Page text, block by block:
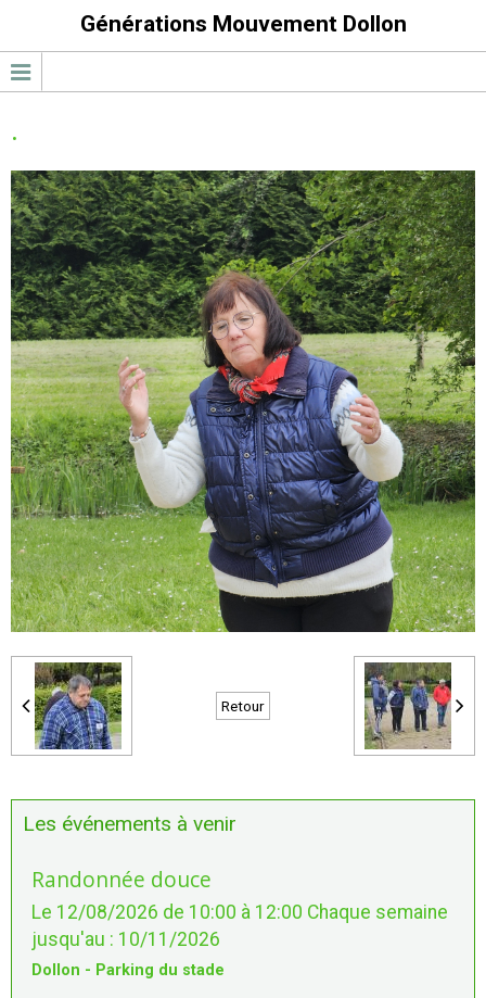
Générations Mouvement Dollon
.
Retour
Les événements à venir
Randonnée douce
Le 12/08/2026 de 10:00 à 12:00 Chaque semaine
jusqu'au : 10/11/2026
Dollon - Parking du stade